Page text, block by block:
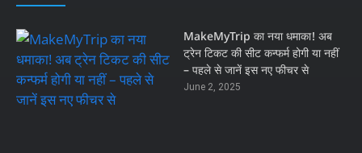
MakeMyTrip का नया धमाका! अब
ट्रेन टिकट की सीट कन्फर्म होगी या नहीं
– पहले से जानें इस नए फीचर से
June 2, 2025